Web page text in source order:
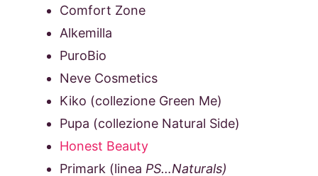
Comfort Zone
Alkemilla
PuroBio
Neve Cosmetics
Kiko (collezione Green Me)
Pupa (collezione Natural Side)
Honest Beauty
Primark (linea PS…Naturals)